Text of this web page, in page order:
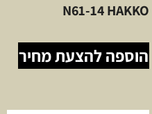
N61-14 HAKKO
הוספה להצעת מחיר